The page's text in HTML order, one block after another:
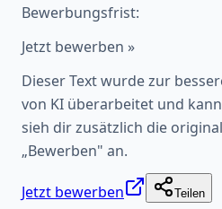
Bewerbungsfrist:
Jetzt bewerben »
Dieser Text wurde zur
von KI überarbeitet und
sieh dir zusätzlich die
„Bewerben" an.
Jetzt bewerben Teilen